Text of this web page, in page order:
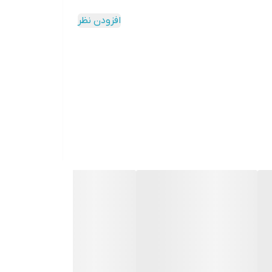
افزودن نظر